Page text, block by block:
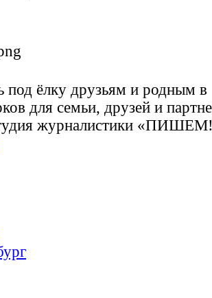
под ёлку друзьям и родным в
для семьи, друзей и
журналистики